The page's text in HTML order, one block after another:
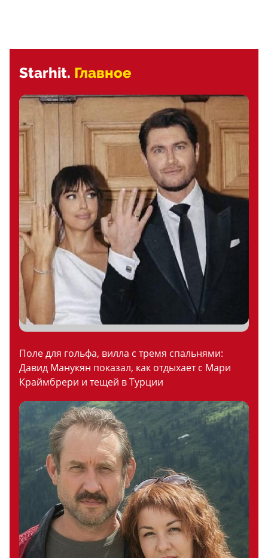
Starhit. Главное
Поле для гольфа, вилла с тремя спальнями:
Давид Манукян показал, как отдыхает с Мари
Краймбрери и тещей в Турции